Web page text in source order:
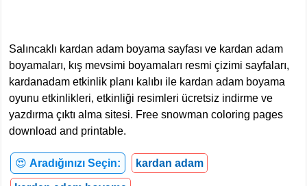
Salıncaklı kardan adam boyama sayfası ve kardan adam
boyamaları, kış mevsimi boyamaları resmi çizimi sayfaları,
kardanadam etkinlik planı kalıbı ile kardan adam boyama
oyunu etkinlikleri, etkinliği resimleri ücretsiz indirme ve
yazdırma çıktı alma sitesi. Free snowman coloring pages
download and printable.
😍 Aradığınızı Seçin: kardan adam